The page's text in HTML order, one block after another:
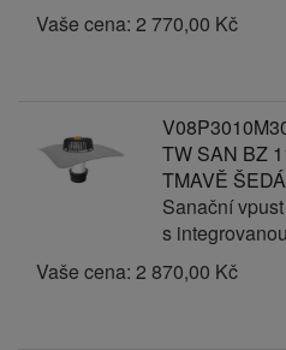
Vaše cena: 2 770,00 Kč
TW SAN BZ
TMAVĚ
Sanační
s
Vaše cena: 2 870,00 Kč